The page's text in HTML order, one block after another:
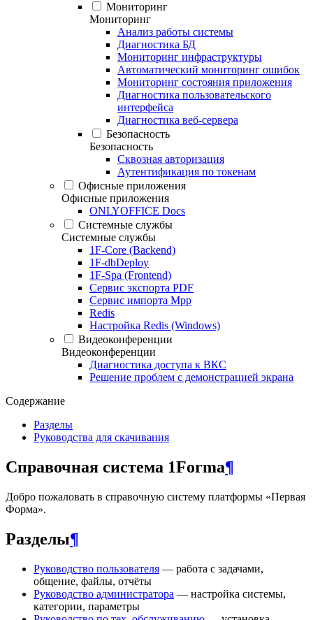
Мониторинг
Мониторинг
Анализ работы системы
Диагностика БД
Мониторинг инфраструктуры
Автоматический мониторинг ошибок
Мониторинг состояния приложения
Диагностика пользовательского
интерфейса
Диагностика веб-сервера
Безопасность
Безопасность
Сквозная авторизация
Аутентификация по токенам
Офисные приложения
Офисные приложения
ONLYOFFICE Docs
Системные службы
Системные службы
1F-Core (Backend)
1F-dbDeploy
1F-Spa (Frontend)
Сервис экспорта PDF
Сервис импорта Mpp
Redis
Настройка Redis (Windows)
Видеоконференции
Видеоконференции
Диагностика доступа к ВКС
Решение проблем с демонстрацией экрана
Содержание
Разделы
Руководства для скачивания
Справочная система 1Forma¶
Добро пожаловать в справочную систему платформы «Первая
Форма».
Разделы¶
Руководство пользователя — работа с задачами,
общение, файлы, отчёты
Руководство администратора — настройка системы,
категории, параметры